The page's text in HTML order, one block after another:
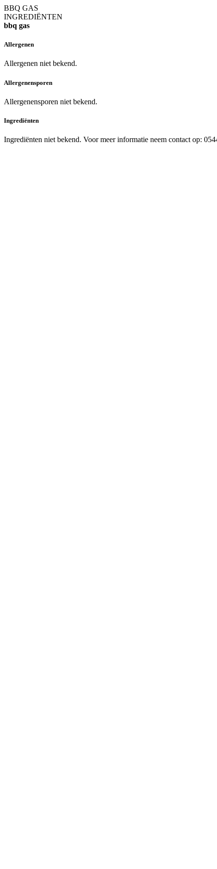
BBQ GAS
INGREDIËNTEN
bbq gas
Allergenen
Allergenen niet bekend.
Allergenensporen
Allergenensporen niet bekend.
Ingrediënten
Ingrediënten niet bekend. Voor meer informatie neem contact op: